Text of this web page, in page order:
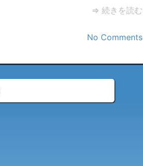
⇒ 続きを読む
No Comments